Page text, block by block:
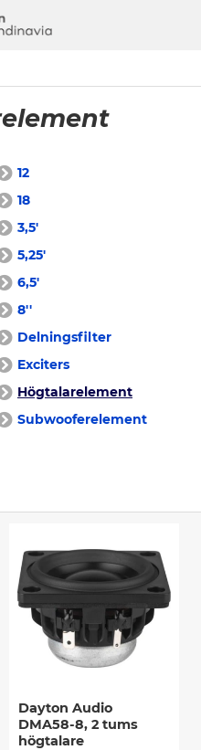
12
18
3,5'
5,25'
6,5'
8''
Delningsfilter
Exciters
Högtalarelement
Subwooferelement
Dayton Audio
DMA58-8, 2 tums
högtalare